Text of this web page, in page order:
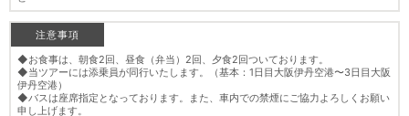
注意事項
◆お食事は、朝食2回、昼食（弁当）2回、夕食2回ついております。
◆当ツアーには添乗員が同行いたします。（基本：1日目大阪伊丹空港〜3日目大阪
伊丹空港）
◆バスは座席指定となっております。また、車内での禁煙にご協力よろしくお願い
申し上げます。